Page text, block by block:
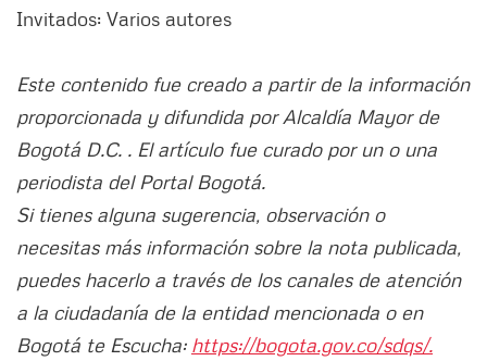
Invitados: Varios autores
Este contenido fue creado a partir de la información
proporcionada y difundida por Alcaldía Mayor de
Bogotá D.C. . El artículo fue curado por un o una
periodista del Portal Bogotá.
Si tienes alguna sugerencia, observación o
necesitas más información sobre la nota publicada,
puedes hacerlo a través de los canales de atención
a la ciudadanía de la entidad mencionada o en
Bogotá te Escucha: https://bogota.gov.co/sdqs/.